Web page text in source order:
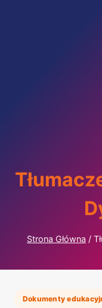
Strona Główna /
Dokumenty